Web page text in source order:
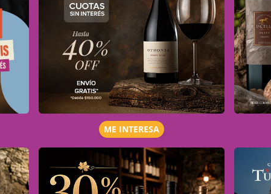
ME INTERESA